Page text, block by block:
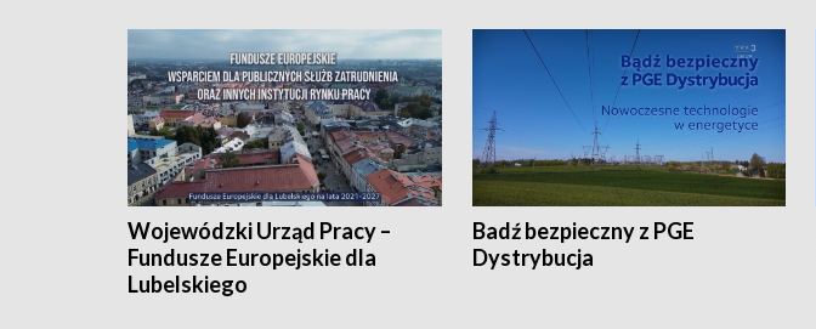
Wojewódzki Urząd Pracy –
Fundusze Europejskie dla
Lubelskiego
Badź bezpieczny z PGE
Dystrybucja